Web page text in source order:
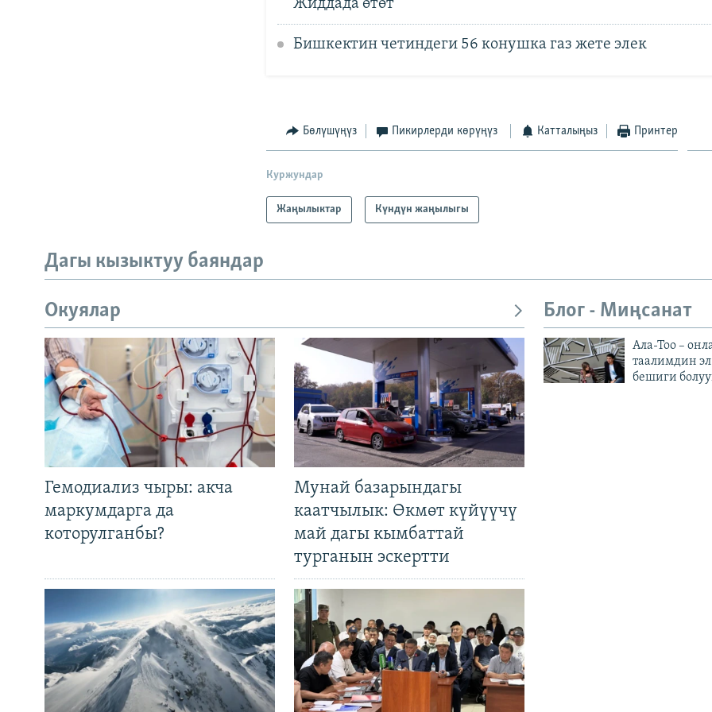
Жиддада өтөт
Бишкектин четиндеги 56 конушка газ жете элек
Бөлүшүңүз Пикирлерди көрүңүз Катталыңыз Принтер
Куржундар
Жаңылыктар Күндүн жаңылыгы
Дагы кызыктуу баяндар
Окуялар
Гемодиализ чыры: акча
маркумдарга да
которулганбы?
Мунай базарындагы
каатчылык: Өкмөт күйүүчү
май дагы кымбаттай
турганын эскертти
Блог - Миңсанат
Ала-Тоо –
таалимдин
бешиги